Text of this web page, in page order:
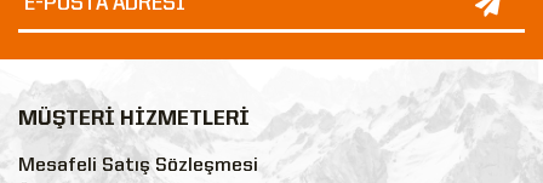
MÜŞTERİ HİZMETLERİ
Mesafeli Satış Sözleşmesi